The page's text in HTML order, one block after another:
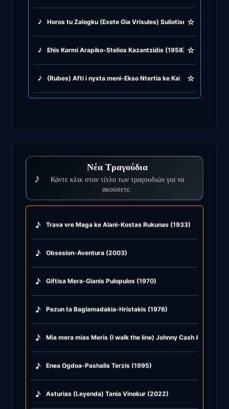
♪ Horos tu Zalogku (Exete Gia Vrisules) Suliotises (1803)
☆
♪ Ehis Kormi Arapiko-Stelios Kazantzidis (1958) ☆
♪ (Rubes) Afti i nyxta meni-Ekso Ntertia ke Kaimi-Siko
☆
♪
Νέα Τραγούδια
Κάντε κλικ στον τίτλο των τραγουδιών για να
ακούσετε.
♪ Trava vre Maga ke Alani-Kostas Rukunas (1933)
♪ Obsesion-Aventura (2003)
♪ Giftisa Mera-Gianis Pulopulos (1970)
♪ Pezun ta Baglamadakia-Hristakis (1976)
♪ Mia mera mias Meris (I walk the line) Johnny Cash & Afroditi
♪ Enea Ogdoa-Pashalis Terzis (1995)
♪ Asturias (Leyenda) Tania Vinokur (2022)